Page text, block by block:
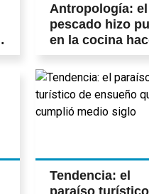
Antropología: el
pescado hizo
en la cocina
780.000 años
Tendencia: el
paraíso